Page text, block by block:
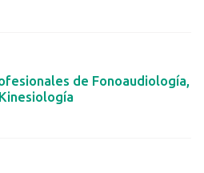
de Fonoaudiología,